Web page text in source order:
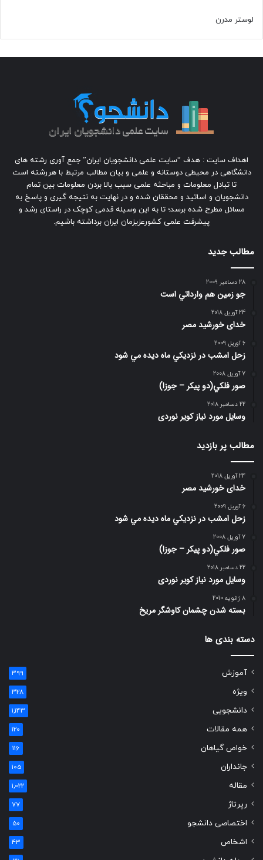
لوستر مدرن
اهداف سایت : هدف “سایت علمی دانشجویان ایران” جمع آوری رشته های
دانشگاهی در محیطی دوستانه و علمی و بیان مطالب مرتبط با هررشته است
تا تبادل معلومات و مباحثه علمی سبب بالا بردن معلومات بین تمام
دانشجویان و اساتید و محققان شده و در نهایت به نتیجه گیری و پاسخ به
مسائل مطرح شده برسد؛ تا به این وسیله قدمی کوچک در راستای رشد و
پیشرفت علمی کشورعزیزمان ایران برداشته باشیم.
مطالب جدید
28 دسامبر 2009
جو زمين هم وارداتي است
24 آوریل 2018
خدای خورشید مصر
6 آوریل 2009
زحل امشب در نزديكي ماه ديده مي شود
7 آوریل 2008
صور فلكي(دو پیکر – جوزا)
22 دسامبر 2018
وسایل مورد نیاز کویر نوردی
مطالب پر بازدید
24 آوریل 2018
خدای خورشید مصر
6 آوریل 2009
زحل امشب در نزديكي ماه ديده مي شود
7 آوریل 2008
صور فلكي(دو پیکر – جوزا)
22 دسامبر 2018
وسایل مورد نیاز کویر نوردی
8 ژانویه 2010
بسته شدن چشمان کاوشگر مريخ
دسته بندی ها
آموزش 399
ویژه 328
دانشجویی 1,143
همه مقالات 120
خواص گیاهان 116
جانداران 105
مقاله 1,022
رپرتاژ 77
اختصاصی دانشجو 50
اشخاص 43